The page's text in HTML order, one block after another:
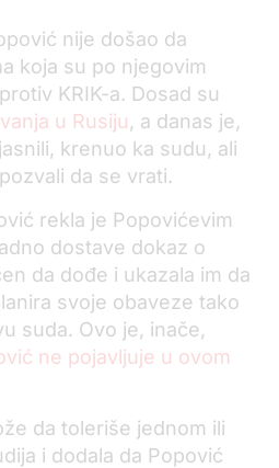
nije došao da
koja su po njegovim
KRIK-a. Dosad su
u Rusiju, a danas je,
krenuo ka sudu, ali
da se vrati.
rekla je Popovićevim
dostave dokaz o
da dođe i ukazala im da
svoje obaveze tako
suda. Ovo je, inače,
ne pojavljuje u ovom
da toleriše jednom ili
i dodala da Popović